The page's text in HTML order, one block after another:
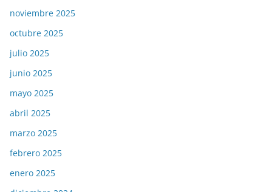
noviembre 2025
octubre 2025
julio 2025
junio 2025
mayo 2025
abril 2025
marzo 2025
febrero 2025
enero 2025